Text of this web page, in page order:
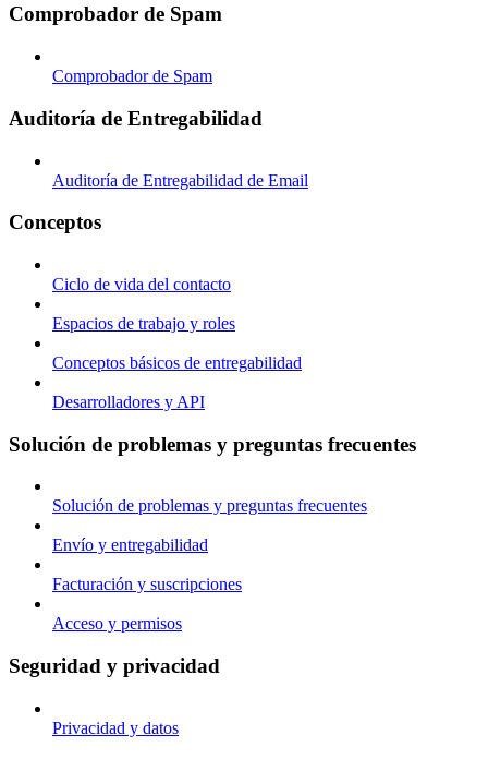
Comprobador de Spam
Comprobador de Spam
Auditoría de Entregabilidad
Auditoría de Entregabilidad de Email
Conceptos
Ciclo de vida del contacto
Espacios de trabajo y roles
Conceptos básicos de entregabilidad
Desarrolladores y API
Solución de problemas y preguntas frecuentes
Solución de problemas y preguntas frecuentes
Envío y entregabilidad
Facturación y suscripciones
Acceso y permisos
Seguridad y privacidad
Privacidad y datos